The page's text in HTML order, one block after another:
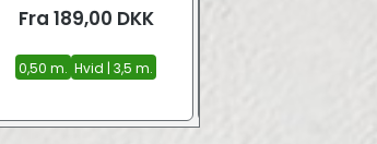
Fra 189,00 DKK
0,50 m. Hvid | 3,5 m.